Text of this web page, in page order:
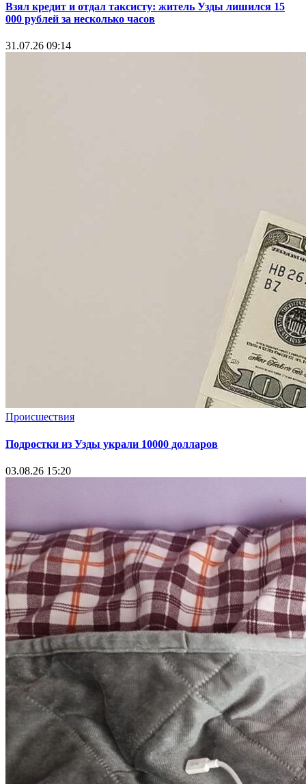
Взял кредит и отдал таксисту: житель Узды лишился 15
000 рублей за несколько часов
31.07.26 09:14
Происшествия
Подростки из Узды украли 10000 долларов
03.08.26 15:20